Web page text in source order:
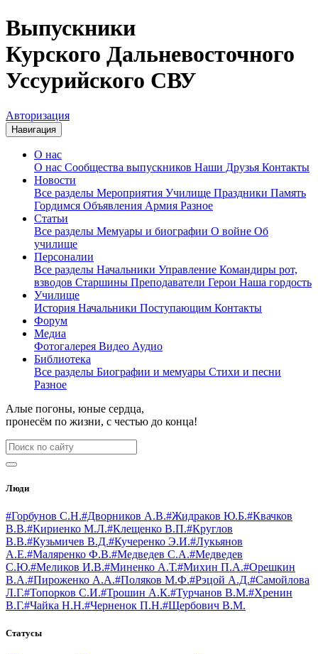
Выпускники
Курского Дальневосточного
Уссурийского СВУ
Авторизация
Навигация
О нас
О нас Сообщества выпускников Наши Друзья Контакты
Новости
Все разделы Мероприятия Училище Праздники Память
Гордимся Объявления Армия Разное
Статьи
Все разделы Мемуары и биографии О войне Об
училище
Персоналии
Все разделы Начальники Управление Командиры рот,
взводов Старшины Преподаватели Герои Наша гордость
Училище
История Начальники Поступающим Контакты
Форум
Медиа
Фотогалерея Видео Аудио
Библиотека
Все разделы Биографии и мемуары Стихи и песни
Разное
Алые погоны, юные сердца,
пронесём по жизни, с честью до конца!
Люди
#Горбунов С.Н.#Дворников А.В.#Жидраков Ю.Б.#Квачков
В.В.#Кириенко М.Л.#Клещенко В.П.#Круглов
В.В.#Кузьмичев В.Д.#Кучеренко Э.И.#Лукьянов
А.Е.#Маляренко Ф.В.#Медведев С.А.#Медведев
С.Ю.#Меликов И.В.#Миненко А.Т.#Михин П.А.#Орешкин
В.А.#Пироженко А.А.#Поляков М.Ф.#Рэцой А.Д.#Самойлова
Л.Г.#Топорков С.И.#Трошин А.К.#Турчанов В.М.#Хренин
В.Г.#Чайка Н.Н.#Черненок П.Н.#Щербович В.М.
Статусы